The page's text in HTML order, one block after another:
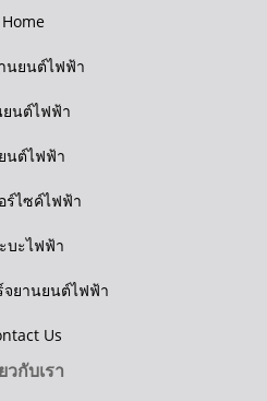
Home
นยนต์ไฟฟ้า
ยนต์ไฟฟ้า
นต์ไฟฟ้า
ร์ไซค์ไฟฟ้า
บะไฟฟ้า
ยานยนต์ไฟฟ้า
Us
วกับเรา